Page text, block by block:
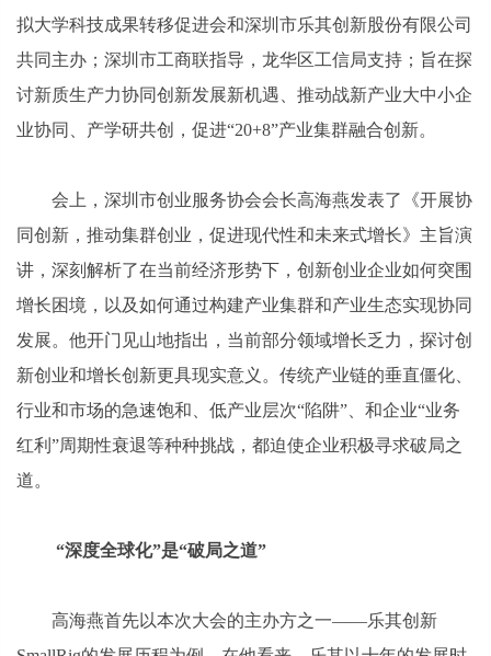
拟大学科技成果转移促进会和深圳市乐其创新股份有限公司
共同主办；深圳市工商联指导，龙华区工信局支持；旨在探
讨新质生产力协同创新发展新机遇、推动战新产业大中小企
业协同、产学研共创，促进“20+8”产业集群融合创新。
会上，深圳市创业服务协会会长高海燕发表了《开展协
同创新，推动集群创业，促进现代性和未来式增长》主旨演
讲，深刻解析了在当前经济形势下，创新创业企业如何突围
增长困境，以及如何通过构建产业集群和产业生态实现协同
发展。他开门见山地指出，当前部分领域增长乏力，探讨创
新创业和增长创新更具现实意义。传统产业链的垂直僵化、
行业和市场的急速饱和、低产业层次“陷阱”、和企业“业务
红利”周期性衰退等种种挑战，都迫使企业积极寻求破局之
道。
“深度全球化”是“破局之道”
高海燕首先以本次大会的主办方之一——乐其创新